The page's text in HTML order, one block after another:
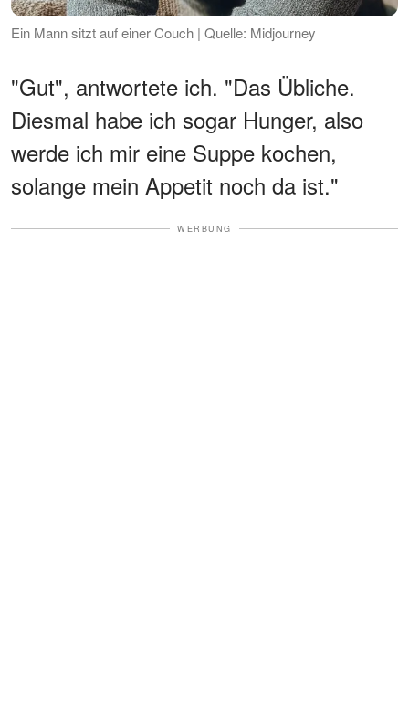
Ein Mann sitzt auf einer Couch | Quelle: Midjourney
"Gut", antwortete ich. "Das Übliche.
Diesmal habe ich sogar Hunger, also
werde ich mir eine Suppe kochen,
solange mein Appetit noch da ist."
WERBUNG